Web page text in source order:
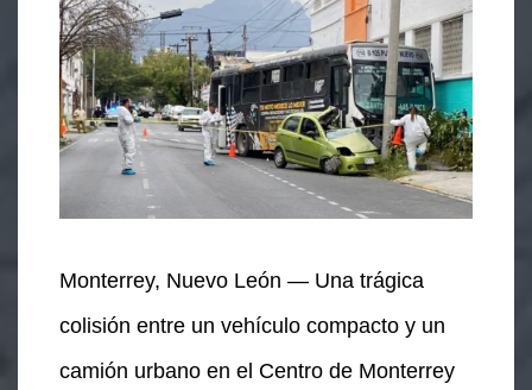
Monterrey, Nuevo León — Una trágica
colisión entre un vehículo compacto y un
camión urbano en el Centro de Monterrey